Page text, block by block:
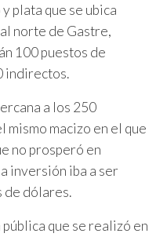
plata que se ubica
norte de Gastre,
100 puestos de
indirectos.
a los 250
macizo en el que
no prosperó en
inversión iba a ser
de dólares.
que se realizó en